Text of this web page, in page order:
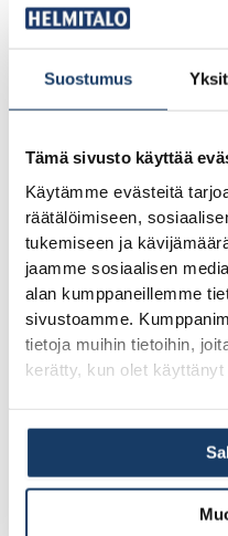
Suostumus
Tämä sivusto käyttää
Käytämme evästeitä
räätälöimiseen,
tukemiseen ja
jaamme sosiaalisen
alan kumppaneillemme
sivustoamme.
tietoja muihin tietoihin,
kerätty, kun olet käyttänyt
Rakentamisaikaan
Talon koko ja
Sääolosuhteet,
Lupaprosessin
Tontin olosuhteet ja
Räätälöinnin määrä
Toimittajan
Nopein vaihtoehto on
suunniteltu ja testattu.
Mikä on talopakettien